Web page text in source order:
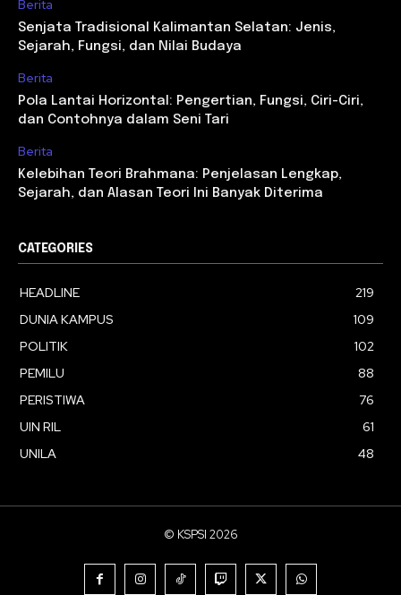
Berita
Senjata Tradisional Kalimantan Selatan: Jenis,
Sejarah, Fungsi, dan Nilai Budaya
Berita
Pola Lantai Horizontal: Pengertian, Fungsi, Ciri-Ciri,
dan Contohnya dalam Seni Tari
Berita
Kelebihan Teori Brahmana: Penjelasan Lengkap,
Sejarah, dan Alasan Teori Ini Banyak Diterima
CATEGORIES
HEADLINE
219
DUNIA KAMPUS
109
POLITIK
102
PEMILU
88
PERISTIWA
76
UIN RIL
61
UNILA
48
© KSPSI 2026